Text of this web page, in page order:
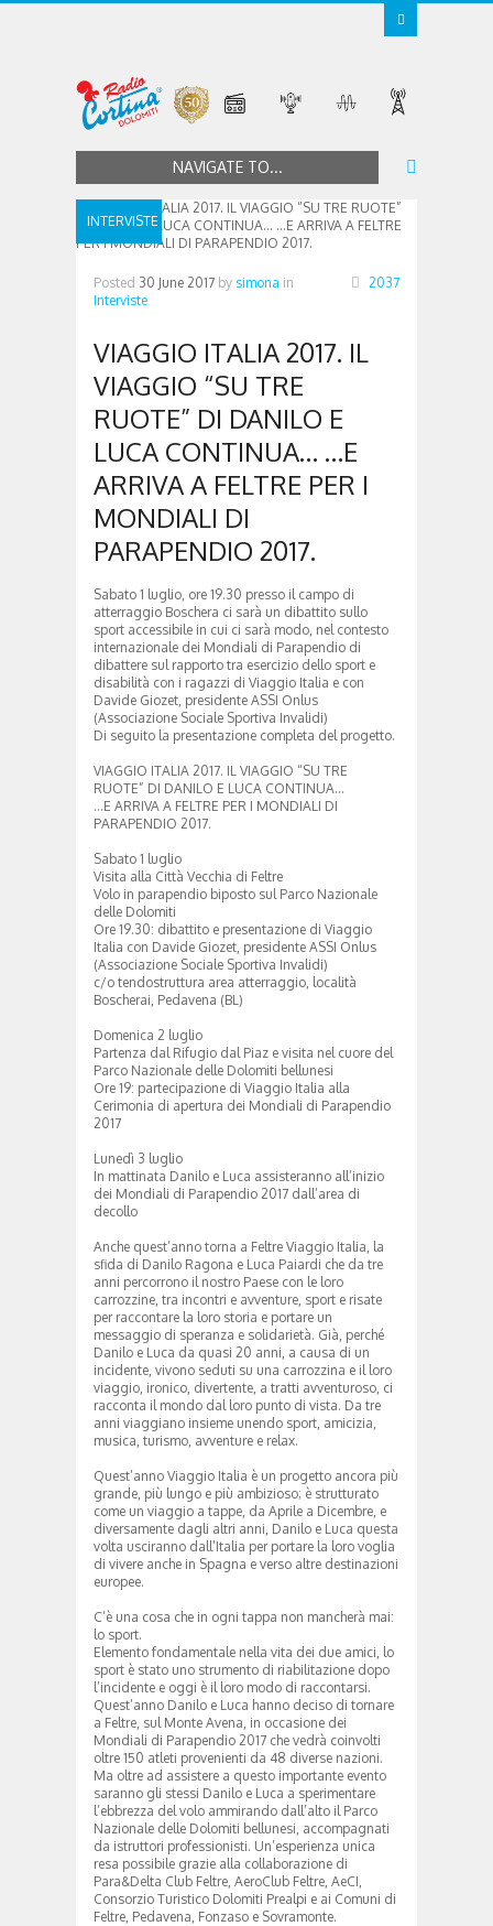
NAVIGATE TO...
INTERVISTE
Posted 30 June 2017 by simona in
Interviste
2037
VIAGGIO ITALIA 2017. IL
VIAGGIO “SU TRE
RUOTE” DI DANILO E
LUCA CONTINUA… …E
ARRIVA A FELTRE PER I
MONDIALI DI
PARAPENDIO 2017.
Sabato 1 luglio, ore 19.30 presso il campo di
atterraggio Boschera ci sarà un dibattito sullo
sport accessibile in cui ci sarà modo, nel contesto
internazionale dei Mondiali di Parapendio di
dibattere sul rapporto tra esercizio dello sport e
disabilità con i ragazzi di Viaggio Italia e con
Davide Giozet, presidente ASSI Onlus
(Associazione Sociale Sportiva Invalidi)
Di seguito la presentazione completa del progetto.
VIAGGIO ITALIA 2017. IL VIAGGIO “SU TRE
RUOTE” DI DANILO E LUCA CONTINUA…
…E ARRIVA A FELTRE PER I MONDIALI DI
PARAPENDIO 2017.
Sabato 1 luglio
Visita alla Città Vecchia di Feltre
Volo in parapendio biposto sul Parco Nazionale
delle Dolomiti
Ore 19.30: dibattito e presentazione di Viaggio
Italia con Davide Giozet, presidente ASSI Onlus
(Associazione Sociale Sportiva Invalidi)
c/o tendostruttura area atterraggio, località
Boscherai, Pedavena (BL)
Domenica 2 luglio
Partenza dal Rifugio dal Piaz e visita nel cuore del
Parco Nazionale delle Dolomiti bellunesi
Ore 19: partecipazione di Viaggio Italia alla
Cerimonia di apertura dei Mondiali di Parapendio
2017
Lunedì 3 luglio
In mattinata Danilo e Luca assisteranno all’inizio
dei Mondiali di Parapendio 2017 dall’area di
decollo
Anche quest’anno torna a Feltre Viaggio Italia, la
sfida di Danilo Ragona e Luca Paiardi che da tre
anni percorrono il nostro Paese con le loro
carrozzine, tra incontri e avventure, sport e risate
per raccontare la loro storia e portare un
messaggio di speranza e solidarietà. Già, perché
Danilo e Luca da quasi 20 anni, a causa di un
incidente, vivono seduti su una carrozzina e il loro
viaggio, ironico, divertente, a tratti avventuroso, ci
racconta il mondo dal loro punto di vista. Da tre
anni viaggiano insieme unendo sport, amicizia,
musica, turismo, avventure e relax.
Quest’anno Viaggio Italia è un progetto ancora più
grande, più lungo e più ambizioso; è strutturato
come un viaggio a tappe, da Aprile a Dicembre, e
diversamente dagli altri anni, Danilo e Luca questa
volta usciranno dall’Italia per portare la loro voglia
di vivere anche in Spagna e verso altre destinazioni
europee.
C’è una cosa che in ogni tappa non mancherà mai:
lo sport.
Elemento fondamentale nella vita dei due amici, lo
sport è stato uno strumento di riabilitazione dopo
l’incidente e oggi è il loro modo di raccontarsi.
Quest’anno Danilo e Luca hanno deciso di tornare
a Feltre, sul Monte Avena, in occasione dei
Mondiali di Parapendio 2017 che vedrà coinvolti
oltre 150 atleti provenienti da 48 diverse nazioni.
Ma oltre ad assistere a questo importante evento
saranno gli stessi Danilo e Luca a sperimentare
l’ebbrezza del volo ammirando dall’alto il Parco
Nazionale delle Dolomiti bellunesi, accompagnati
da istruttori professionisti. Un’esperienza unica
resa possibile grazie alla collaborazione di
Para&Delta Club Feltre, AeroClub Feltre, AeCI,
Consorzio Turistico Dolomiti Prealpi e ai Comuni di
Feltre, Pedavena, Fonzaso e Sovramonte.